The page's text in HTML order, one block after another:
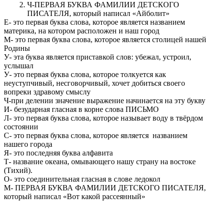
Ч-ПЕРВАЯ БУКВА ФАМИЛИИ ДЕТСКОГО
ПИСАТЕЛЯ, который написал «Айболит»
Е- это первая буква слова, которое является названием
материка, на котором расположен и наш город
М- это первая буква слова, которое является столицей нашей
Родины
У- эта буква является приставкой слов: убежал, устроил,
услышал
У- это первая буква слова, которое толкуется как
неуступчивый, несговорчивый, хочет добиться своего
вопреки здравому смыслу
Ч-при делении значение выражение начинается на эту букву
И- безударная гласная в корне слова ПИСЬМО
Л- это первая буква слова, которое называет воду в твёрдом
состоянии
С- это первая буква слова, которое является названием
нашего города
Я- это последняя буква алфавита
Т- название океана, омывающего нашу страну на востоке
(Тихий).
О- это соединительная гласная в слове ледокол
М- ПЕРВАЯ БУКВА ФАМИЛИИ ДЕТСКОГО ПИСАТЕЛЯ,
который написал «Вот какой рассеянный»